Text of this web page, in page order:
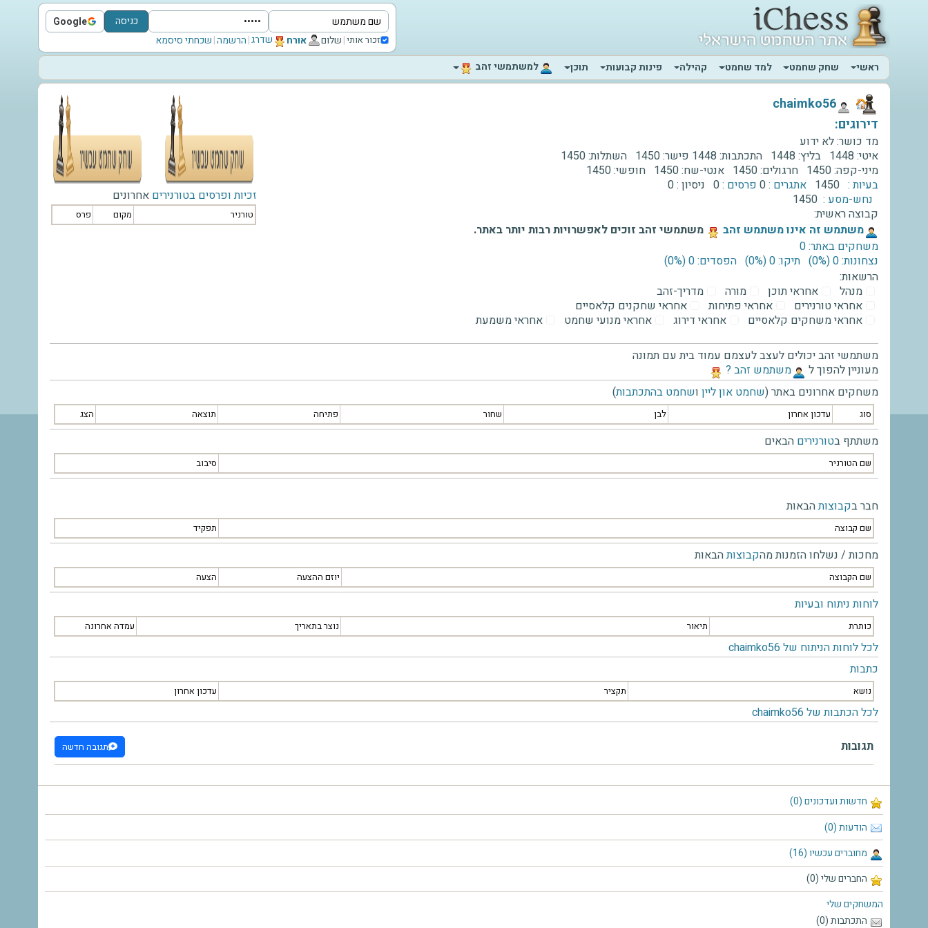
כניסה Google
Sign in with Google
זכור אותי|שלום ‫אורח‬ שדרג|הרשמה|שכחתי סיסמא
ראשי
שחק שחמט למד שחמט קהילה פינות קבועות תוכן ‫למשתמשי זהב‬
חדשות ועדכונים (0)
הודעות (0)
מחוברים עכשיו (16)
החברים שלי (0)
המשחקים שלי
התכתבות (0)
זכיות ופרסים בטורנירים אחרונים
טורניר מקום פרס
‫chaimko56‬
דירוגים:
מד כושר:לא ידוע
איטי: 1448 בליץ: 1448 התכתבות: 1448 פישר:1450 השתלות:1450
מיני-קפה:1450 חרגולים:1450 אנטי-שח:1450 חופשי:1450
בעיות : 1450 אתגרים :0 פרסים :0 ניסיון :0
נחש-מסע : 1450
קבוצה ראשית:
‫משתמש זה אינו משתמש זהב‬
משתמשי זהב זוכים לאפשרויות רבות יותר באתר.
משחקים באתר: 0
נצחונות: 0 ‫(0%)‬
תיקו: 0 ‫(0%)‬
הפסדים: 0 ‫(0%)‬
הרשאות:
מנהל
אחראי תוכן מורה
מדריך-זהב
אחראי טורנירים
אחראי פתיחות
אחראי שחקנים קלאסיים
אחראי משחקים קלאסיים
אחראי דירוג אחראי מנועי שחמט אחראי משמעת
משתמשי זהב יכולים לעצב לעצמם עמוד בית עם תמונה
מעוניין להפוך ל
‫משתמש זהב ?‬
משחקים אחרונים באתר (שחמט און ליין ושחמט בהתכתבות)
סוג עדכון אחרון לבן שחור פתיחה תוצאה הצג
משתתף בטורנירים הבאים
שם הטורניר סיבוב
חבר בקבוצותהבאות
שם קבוצה תפקיד
מחכות / נשלחו הזמנות מהקבוצותהבאות
שם הקבוצה יוזם ההצעה הצעה
לוחות ניתוח ובעיות
כותרת תיאור נוצר בתאריך עמדה אחרונה
לכל לוחות הניתוח של chaimko56
כתבות
נושא תקציר עדכון אחרון
לכל הכתבות של chaimko56
תגובות תגובה חדשה